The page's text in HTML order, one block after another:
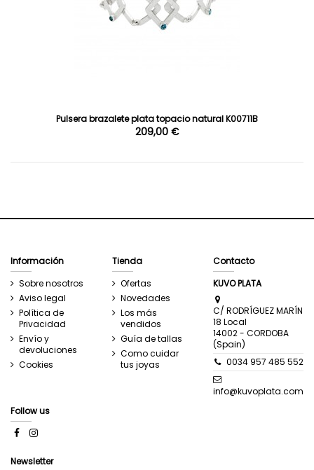
Pulsera brazalete plata topacio natural K00711B
209,00 €
Información
Sobre nosotros
Aviso legal
Política de
Privacidad
Envío y
devoluciones
Cookies
Tienda
Ofertas
Novedades
Los más
vendidos
Guía de tallas
Como cuidar
tus joyas
Contacto
KUVO PLATA
C/ RODRÍGUEZ MARÍN
18 Local
14002 - CORDOBA
(Spain)
0034 957 485 552
info@kuvoplata.com
Follow us
Newsletter